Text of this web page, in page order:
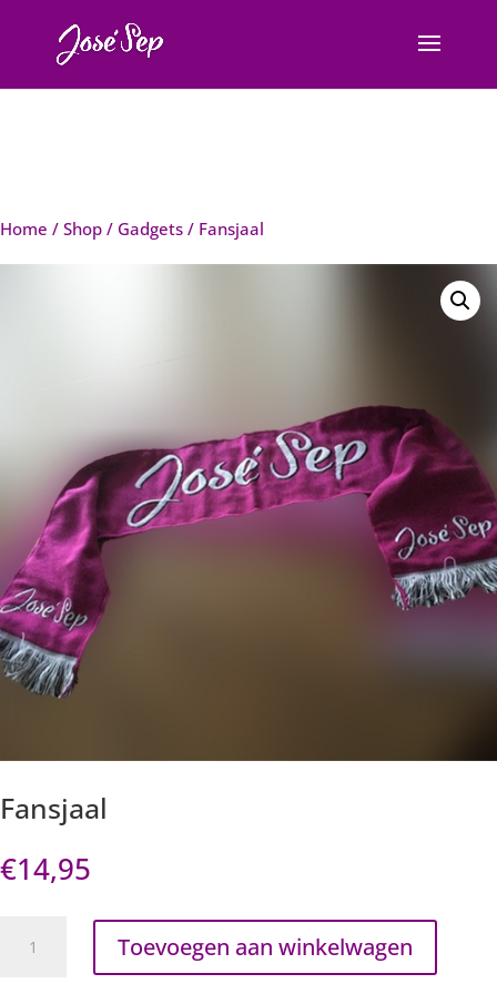
Home / Shop / Gadgets / Fansjaal
Fansjaal
€14,95
aantal
Toevoegen aan winkelwagen